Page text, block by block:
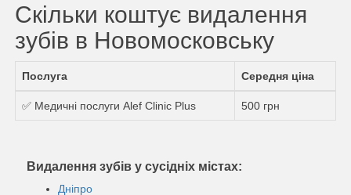
Скільки коштує видалення
зубів в Новомосковську
Послуга Середня ціна
✅ Медичні послуги Alef Clinic Plus 500 грн
Видалення зубів у сусідніх містах:
Дніпро